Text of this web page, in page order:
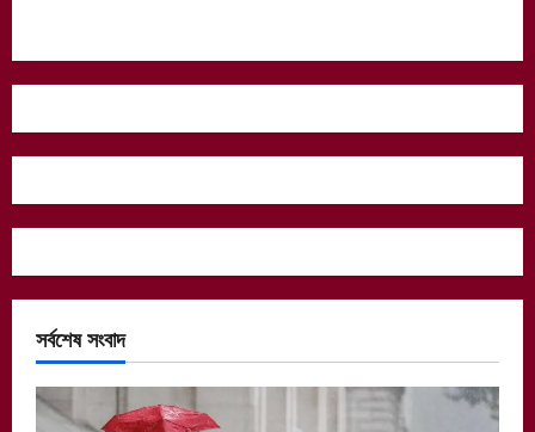
সর্বশেষ সংবাদ